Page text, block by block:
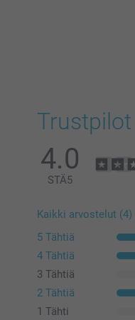
4.0
STÄ5
Kaikki arvostelut (4)
5 Tähtiä
4 Tähtiä
3 Tähtiä
2 Tähtiä
1 Tähti